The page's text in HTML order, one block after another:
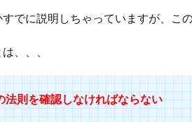
でに説明しちゃっていますが、こ
、、、
法則を確認しなければならない